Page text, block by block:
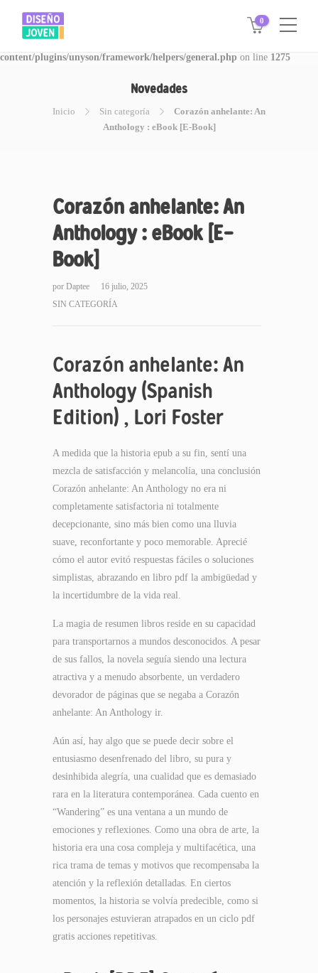
Warning: Invalid argument supplied for foreach() in
/www/disegnojoven.com.ar/htdocs/wp-
content/plugins/unyson/framework/helpers/general.php on line 1275
0
Novedades
Inicio Sin categoría
Corazón anhelante: An
Anthology : eBook [E-Book]
Corazón anhelante: An
Anthology : eBook [E-
Book]
por Daptee
16 julio, 2025
SIN CATEGORÍA
Corazón anhelante: An
Anthology (Spanish
Edition) , Lori Foster
A medida que la historia epub a su fin, sentí una
mezcla de satisfacción y melancolía, una conclusión
Corazón anhelante: An Anthology no era ni
completamente satisfactoria ni totalmente
decepcionante, sino más bien como una lluvia
suave, reconfortante y poco memorable. Aprecié
cómo el autor evitó respuestas fáciles o soluciones
simplistas, abrazando en libro pdf la ambigüedad y
la incertidumbre de la vida real.
La magia de resumen libros reside en su capacidad
para transportarnos a mundos desconocidos. A pesar
de sus fallos, la novela seguía siendo una lectura
atractiva y a menudo absorbente, un verdadero
devorador de páginas que se negaba a Corazón
anhelante: An Anthology ir.
Aún así, hay algo que se puede decir sobre el
entusiasmo desenfrenado del libro, su pura y
desinhibida alegría, una cualidad que es demasiado
rara en la literatura contemporánea. Cada cuento en
“Wandering” es una ventana a un mundo de
emociones y reflexiones. Como una obra de arte, la
historia era una cosa compleja y multifacética, una
rica trama de temas y motivos que recompensaba la
atención y la reflexión detalladas. En ciertos
momentos, la historia se volvía predecible, como si
los personajes estuvieran atrapados en un ciclo pdf
gratis acciones repetitivas.